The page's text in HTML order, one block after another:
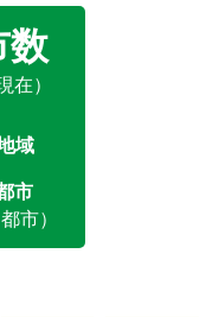
数
在）
域
市
都市）